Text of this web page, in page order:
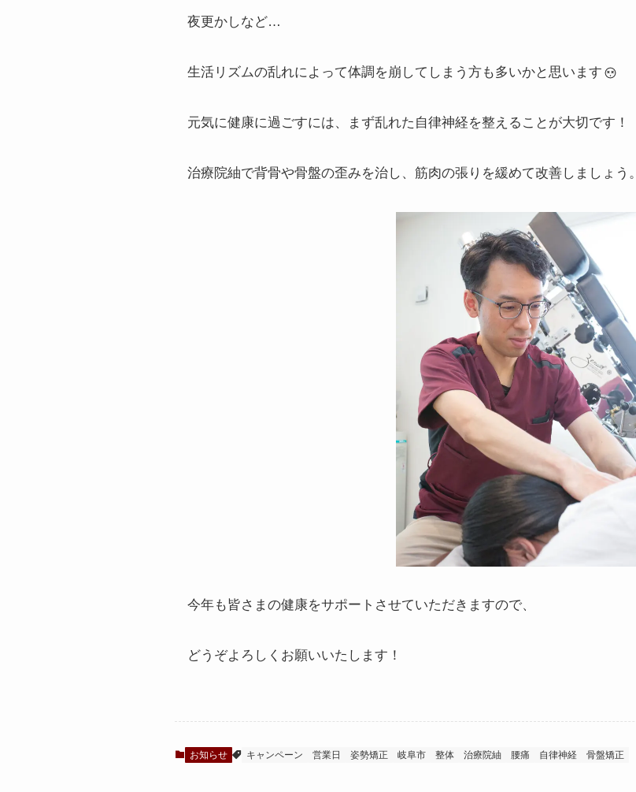
夜更かしなど…
生活リズムの乱れによって体調を崩してしまう方も多いかと思います
元気に健康に過ごすには、まず乱れた自律神経を整えることが大切です！
治療院紬で背骨や骨盤の歪みを治し、筋肉の張りを緩めて改善しましょう。
今年も皆さまの健康をサポートさせていただきますので、
どうぞよろしくお願いいたします！
お知らせ キャンペーン 営業日 姿勢矯正 岐阜市 整体 治療院紬 腰痛 自律神経 骨盤矯正